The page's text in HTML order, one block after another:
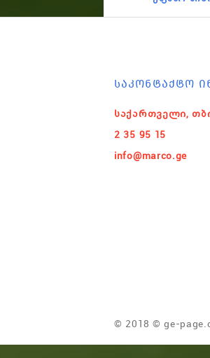
ᲡᲐᲙᲝᲜᲢᲐᲥᲢᲝ
საქართველი,
2 35 95 15
info@marco.ge
© 2018 © ge-